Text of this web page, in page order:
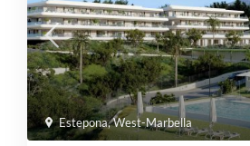
Estepona,West-Marbella